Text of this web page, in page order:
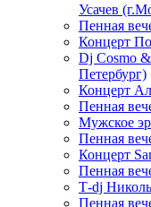
Усачев
Пенная
Концерт
Dj Cosmo
Петербург)
Концерт
Пенная
Мужское
Пенная
Концерт
Пенная
Т-dj
Пенная